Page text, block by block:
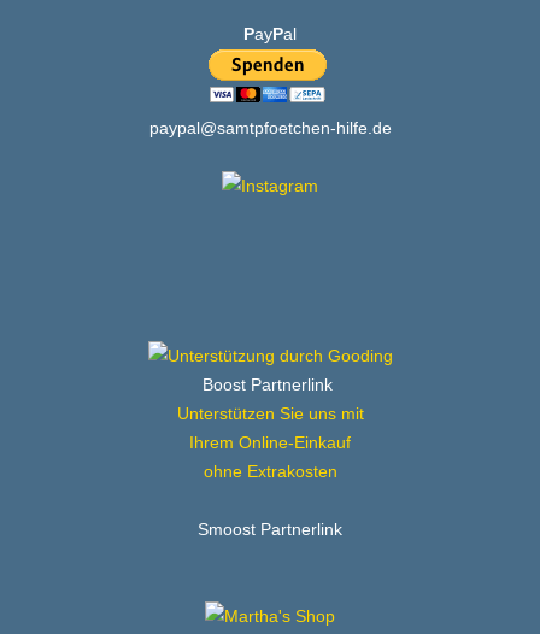
PayPal
paypal@samtpfoetchen-hilfe.de
Boost Partnerlink
Unterstützen Sie uns mit
Ihrem Online-Einkauf
ohne Extrakosten
Smoost Partnerlink